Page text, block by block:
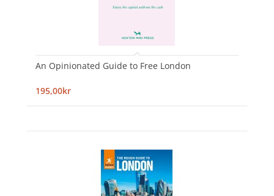
An Opinionated Guide to Free London
195,00kr